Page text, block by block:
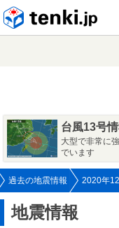
台風13号
大型で非常に
でいます
過去の地震情報 2020年
地震情報